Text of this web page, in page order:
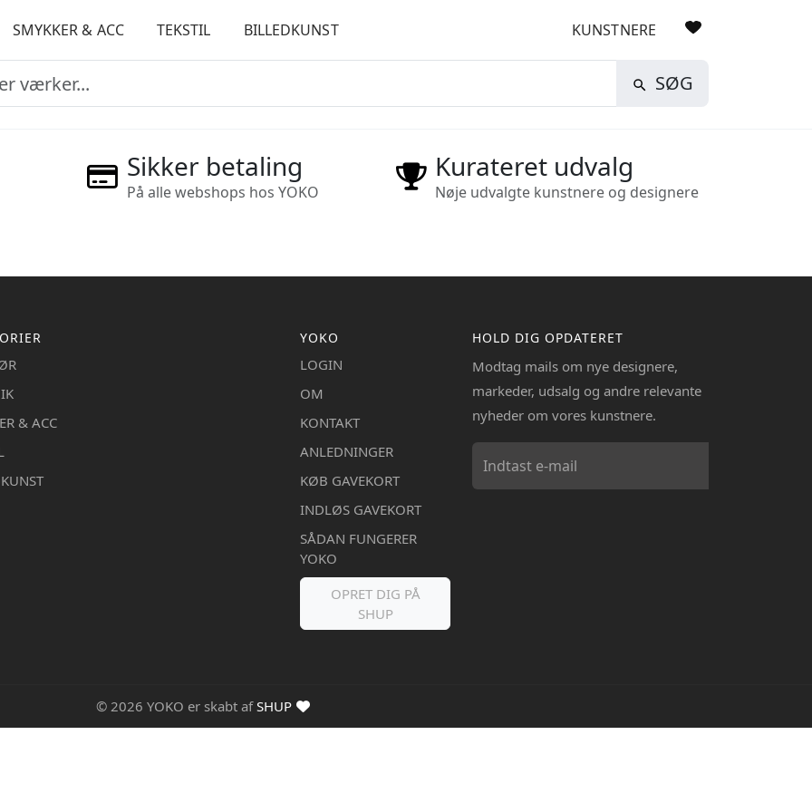
SMYKKER & ACC TEKSTIL BILLEDKUNST KUNSTNERE
SØG
Sikker betaling
På alle webshops hos YOKO
Kurateret udvalg
Nøje udvalgte kunstnere og designere
& ACC
YOKO
LOGIN
OM
KONTAKT
ANLEDNINGER
KØB GAVEKORT
INDLØS GAVEKORT
SÅDAN FUNGERER
YOKO
OPRET DIG PÅ
SHUP
HOLD DIG OPDATERET
Modtag mails om nye designere,
markeder, udsalg og andre relevante
nyheder om vores kunstnere.
© 2026 YOKO er skabt afSHUP